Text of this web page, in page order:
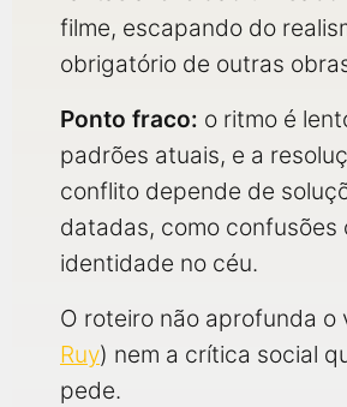
filme, escapando do
obrigatório de outras
Ponto fraco: o ritmo é
padrões atuais, e a
conflito depende de
datadas, como confusões
identidade no céu.
O roteiro não aprofunda o
Ruy) nem a crítica social
pede.